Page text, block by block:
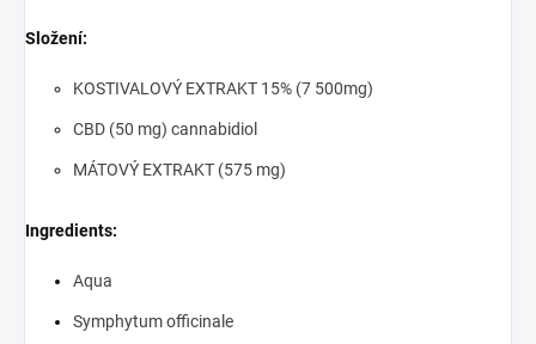
Složení:
KOSTIVALOVÝ EXTRAKT 15% (7 500mg)
CBD (50 mg) cannabidiol
MÁTOVÝ EXTRAKT (575 mg)
Ingredients:
Aqua
Symphytum officinale